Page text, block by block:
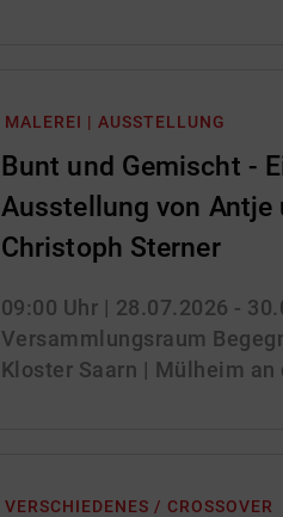
MALEREI | AUSSTELLUNG
Bunt und Gemischt -
Ausstellung von Antje
Christoph Sterner
09:00 Uhr | 28.07.2026 -
Versammlungsraum
Kloster Saarn | Mülheim an
VERSCHIEDENES / CROSSOVER